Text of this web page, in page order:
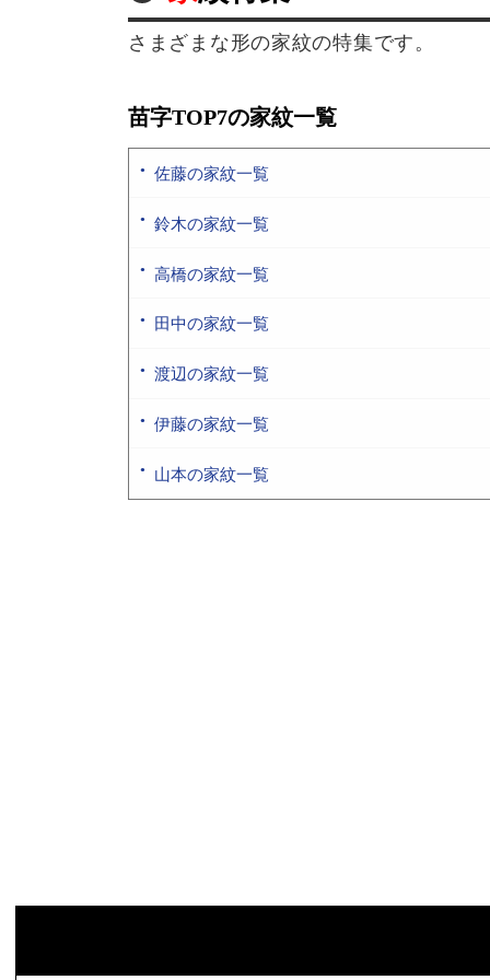
さまざまな形の家紋の特集です。
苗字TOP7の家紋一覧
佐藤の家紋一覧
鈴木の家紋一覧
高橋の家紋一覧
田中の家紋一覧
渡辺の家紋一覧
伊藤の家紋一覧
山本の家紋一覧